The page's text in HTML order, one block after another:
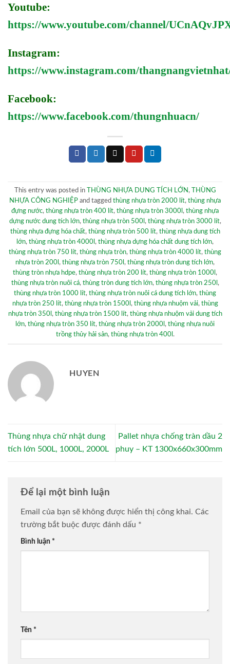
Youtube:
https://www.youtube.com/channel/
Instagram:
https://www.instagram.com/
Facebook:
https://www.facebook.com/thungnhuacn/
This entry was posted in THÙNG NHỰA DUNG TÍCH LỚN,
THÙNG
NHỰA CÔNG NGHIỆP and tagged thùng nhựa tròn 2000 lít, thùng nhựa
đựng nước, thùng nhựa tròn 400 lít, thùng nhựa tròn 3000l , thùng nhựa
dựng nước dung tích lớn, thùng nhựa tròn 500l , thùng nhựa tròn 3000 lít,
thùng nhựa đựng hóa chất, thùng nhựa tròn 500 lít, thùng nhựa dung tích
lớn, thùng nhựa tròn 4000l , thùng nhựa dựng hóa chất dung tích lớn,
thùng nhựa tròn 750 lít, thùng nhựa tròn, thùng nhựa tròn 4000 lít, thùng
nhựa tròn 200l , thùng nhựa tròn 750l , thùng nhựa tròn dung tích lớn,
thùng tròn nhựa hdpe, thùng nhựa tròn 200 lít, thùng nhựa tròn 1000l ,
thùng nhựa tròn nuôi cá, thùng tròn dung tích lớn, thùng nhựa tròn 250l ,
thùng nhựa tròn 1000 lít, thùng nhựa tròn nuôi cá dung tích lớn, thùng
nhựa tròn 250 lít, thùng nhựa tròn 1500l , thùng nhựa nhuộm vải, thùng
nhựa tròn 350l , thùng nhựa tròn 1500 lít, thùng nhựa nhuộm vải dung tích
lớn, thùng nhựa tròn 350 lít, thùng nhựa tròn 2000l , thùng nhựa nuôi
trồng thủy hải sản, thùng nhựa tròn 400l .
HUYEN
Thùng nhựa chữ nhật dung
tích lớn 500L, 1000L, 2000L
Pallet nhựa chống tràn dầu 2
phuy – KT 1300x660x300mm
Để lại một bình luận
Email của bạn sẽ không được hiển thị công khai. Các
trường bắt buộc được đánh dấu *
Bình luận *
Tên *